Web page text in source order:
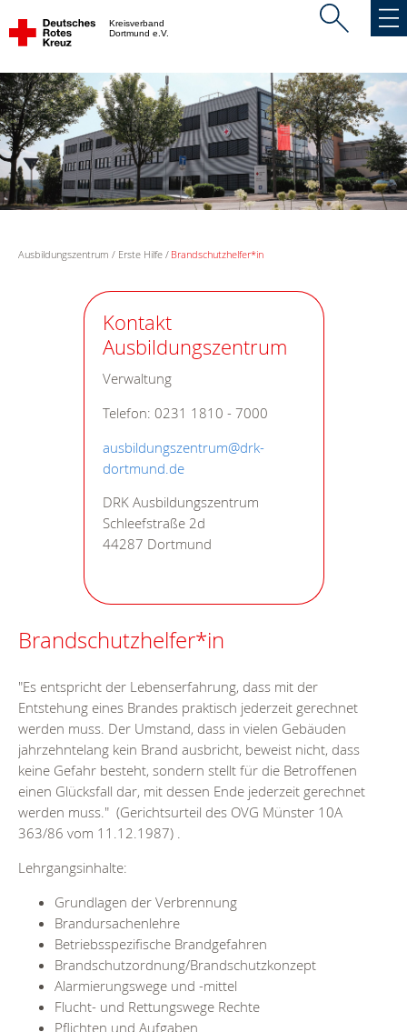
Kreisverband
Dortmund e.V.
Ausbildungszentrum Erste Hilfe Brandschutzhelfer*in
Kontakt
Ausbildungszentrum
Verwaltung
Telefon: 0231 1810 - 7000
ausbildungszentrum@drk-
dortmund.de
DRK Ausbildungszentrum
Schleefstraße 2d
44287 Dortmund
Brandschutzhelfer*in
"Es entspricht der Lebenserfahrung, dass mit der
Entstehung eines Brandes praktisch jederzeit gerechnet
werden muss. Der Umstand, dass in vielen Gebäuden
jahrzehntelang kein Brand ausbricht, beweist nicht, dass
keine Gefahr besteht, sondern stellt für die Betroffenen
einen Glücksfall dar, mit dessen Ende jederzeit gerechnet
werden muss." (Gerichtsurteil des OVG Münster 10A
363/86 vom 11.12.1987) .
Lehrgangsinhalte:
Grundlagen der Verbrennung
Brandursachenlehre
Betriebsspezifische Brandgefahren
Brandschutzordnung/Brandschutzkonzept
Alarmierungswege und -mittel
Flucht- und Rettungswege Rechte
Pflichten und Aufgaben